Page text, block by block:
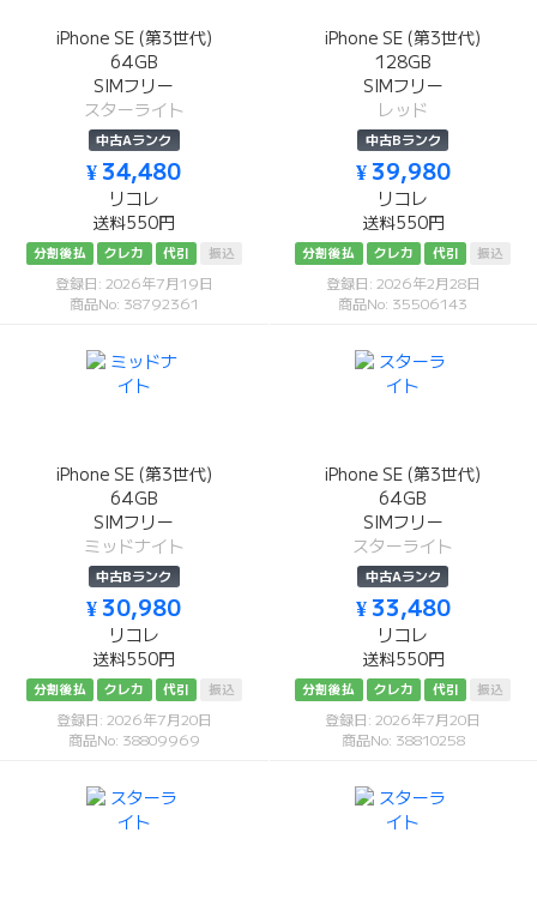
iPhone SE (第3世代)
64GB
SIMフリー
スターライト
中古Aランク
¥ 34,480
リコレ
送料550円
分割後払 クレカ 代引 振込
登録日: 2026年7月19日
商品No: 38792361
iPhone SE (第3世代)
128GB
SIMフリー
レッド
中古Bランク
¥ 39,980
リコレ
送料550円
分割後払 クレカ 代引 振込
登録日: 2026年2月28日
商品No: 35506143
iPhone SE (第3世代)
64GB
SIMフリー
ミッドナイト
中古Bランク
¥ 30,980
リコレ
送料550円
分割後払 クレカ 代引 振込
登録日: 2026年7月20日
商品No: 38809969
iPhone SE (第3世代)
64GB
SIMフリー
スターライト
中古Aランク
¥ 33,480
リコレ
送料550円
分割後払 クレカ 代引 振込
登録日: 2026年7月20日
商品No: 38810258